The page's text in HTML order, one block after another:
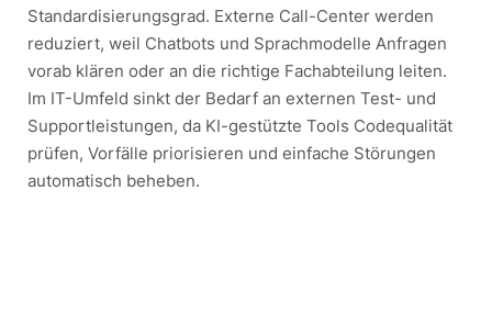
Standardisierungsgrad. Externe Call-Center werden
reduziert, weil Chatbots und Sprachmodelle Anfragen
vorab klären oder an die richtige Fachabteilung leiten.
Im IT-Umfeld sinkt der Bedarf an externen Test- und
Supportleistungen, da KI-gestützte Tools Codequalität
prüfen, Vorfälle priorisieren und einfache Störungen
automatisch beheben.